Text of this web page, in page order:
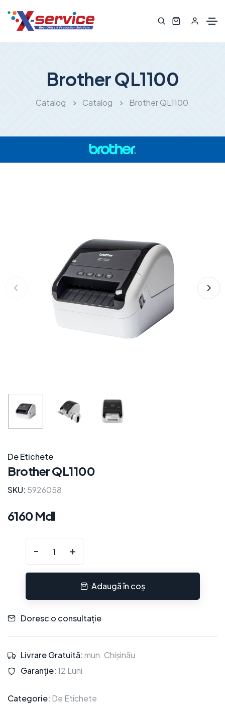
Brother QL1100
Catalog Catalog Brother QL1100
De Etichete
Brother QL1100
SKU: 5926058
6160 Mdl
- +
Adaugă în coș
Doresc o consultație
Livrare Gratuită:mun. Chișinău
Garanție:12 Luni
Categorie: De Etichete